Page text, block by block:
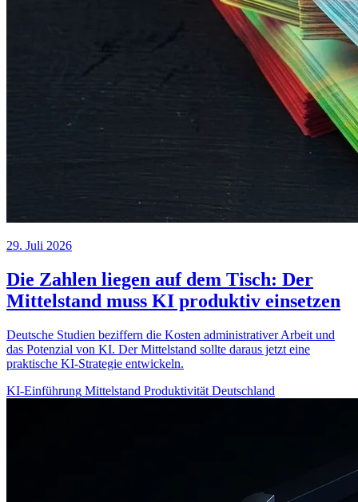
29. Juli 2026
Die Zahlen liegen auf dem Tisch: Der
Mittelstand muss KI produktiv einsetzen
Deutsche Studien beziffern die Kosten administrativer Arbeit und
das Potenzial von KI. Der Mittelstand sollte daraus jetzt eine
praktische KI-Strategie entwickeln.
KI-Einführung Mittelstand Produktivität Deutschland